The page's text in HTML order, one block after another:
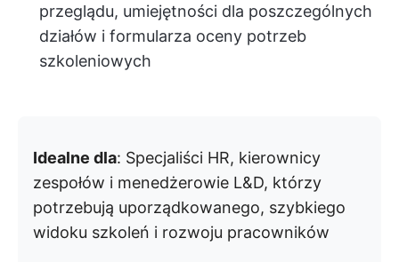
przeglądu, umiejętności dla poszczególnych
działów i formularza oceny potrzeb
szkoleniowych
Idealne dla: Specjaliści HR, kierownicy
zespołów i menedżerowie L&D, którzy
potrzebują uporządkowanego, szybkiego
widoku szkoleń i rozwoju pracowników